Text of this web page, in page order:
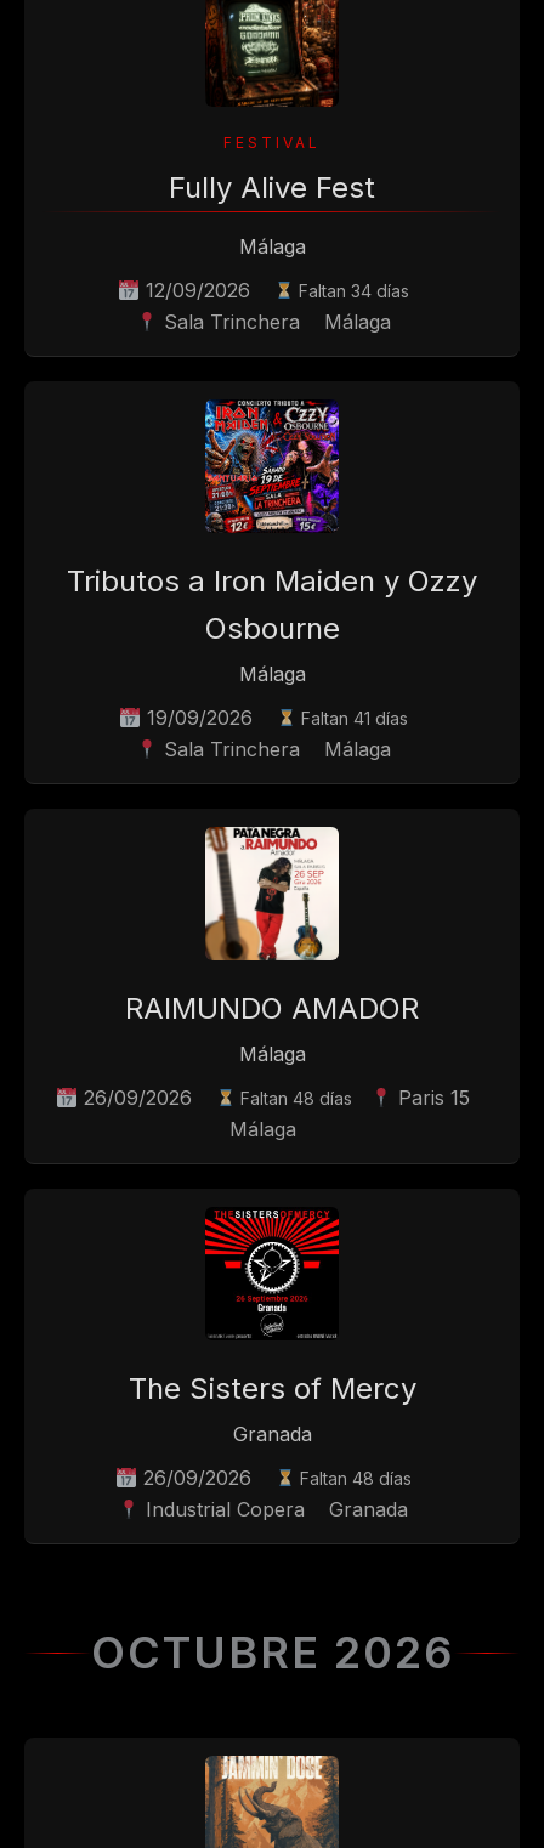
Fully Alive Fest
Málaga
12/09/2026
Faltan 34 días
Sala Trinchera Málaga
Tributos a Iron Maiden y Ozzy
Osbourne
Málaga
19/09/2026
Faltan 41 días
Sala Trinchera Málaga
RAIMUNDO AMADOR
Málaga
26/09/2026
Faltan 48 días
Paris 15
Málaga
The Sisters of Mercy
Granada
26/09/2026
Faltan 48 días
Industrial Copera Granada
OCTUBRE 2026